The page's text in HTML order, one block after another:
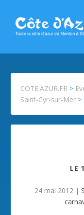
COTE.AZUR.FR >
Saint-Cyr-sur-Mer >
LE
24 mai 2012 |